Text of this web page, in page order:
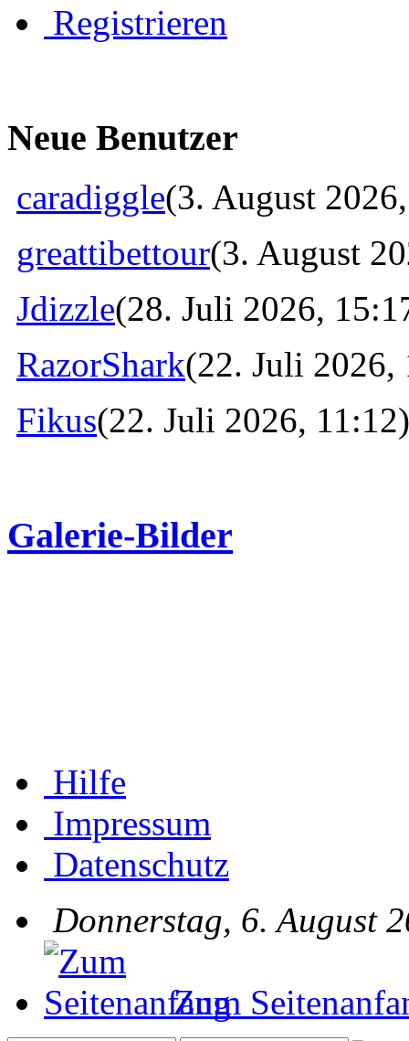
Registrieren
Neue Benutzer
caradiggle(3. August
greattibettour(3. August
Jdizzle(28. Juli 2026,
RazorShark(22. Juli 2026,
Fikus(22. Juli 2026, 11:12)
Galerie-Bilder
Hilfe
Impressum
Datenschutz
Donnerstag, 6. August
Zum